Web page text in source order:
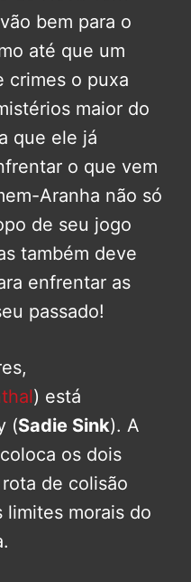
bem para o
até que um
crimes o puxa
maior do
que ele já
o que vem
Aranha não só
de seu jogo
também deve
enfrentar as
passado!
) está
(Sadie Sink). A
os dois
de colisão
morais do